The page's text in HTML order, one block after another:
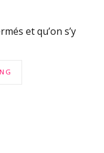
et qu’on s’y